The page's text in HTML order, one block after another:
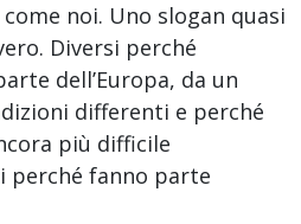
noi. Uno slogan quasi
Diversi perché
dell’Europa, da un
differenti e perché
più difficile
perché fanno parte